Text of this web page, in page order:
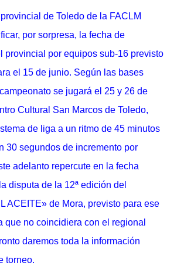
de Toledo de la FACLM
por sorpresa, la fecha de
provincial por equipos sub-16 previsto
el 15 de junio. Según las bases
se jugará el 25 y 26 de
Cultural San Marcos de Toledo,
de liga a un ritmo de 45 minutos
30 segundos de incremento por
adelanto repercute en la fecha
disputa de la 12ª edición del
ACEITE» de Mora, previsto para ese
que no coincidiera con el regional
daremos toda la información
torneo.